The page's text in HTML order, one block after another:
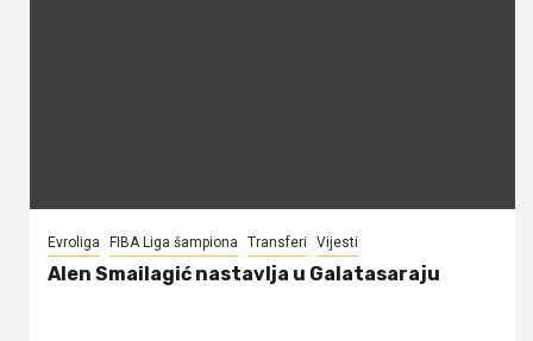
Evroliga FIBA Liga šampiona Transferi Vijesti
Alen Smailagić nastavlja u Galatasaraju